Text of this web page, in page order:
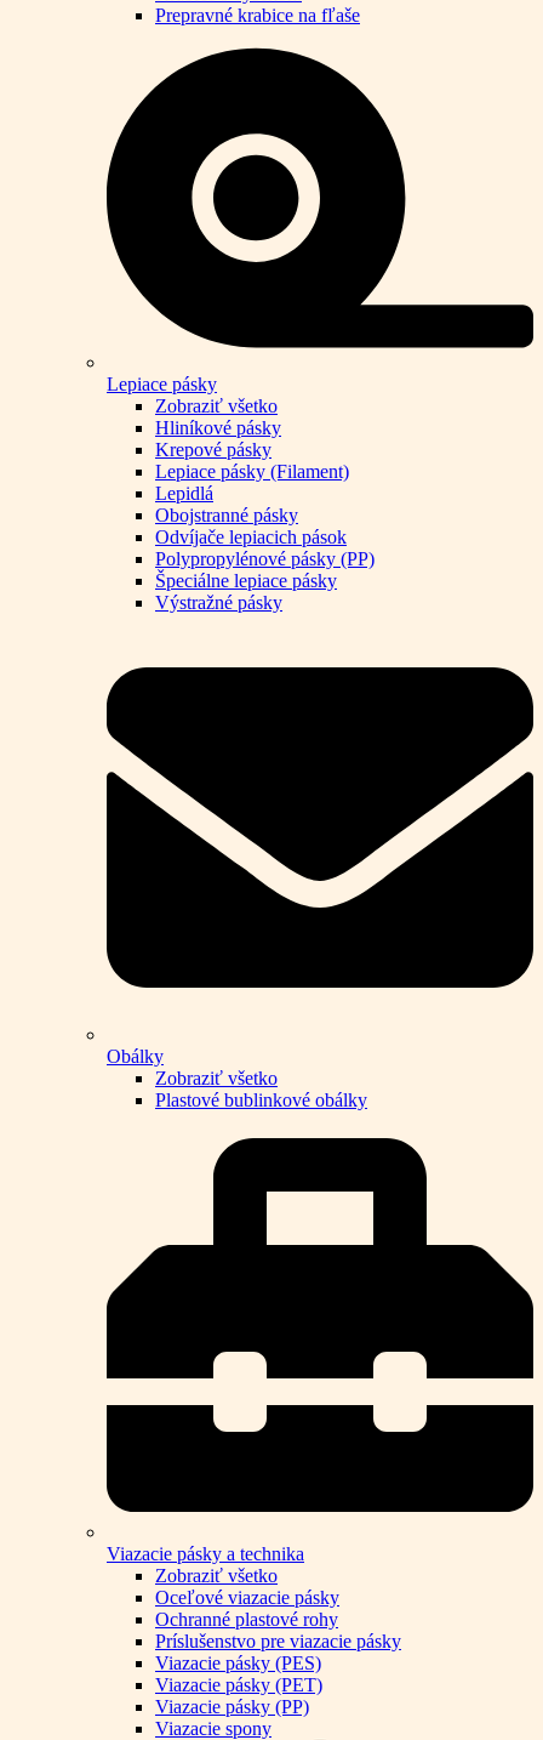
Prepravné krabice na fľaše
Lepiace pásky
Zobraziť všetko
Hliníkové pásky
Krepové pásky
Lepiace pásky (Filament)
Lepidlá
Obojstranné pásky
Odvíjače lepiacich pások
Polypropylénové pásky (PP)
Špeciálne lepiace pásky
Výstražné pásky
Obálky
Zobraziť všetko
Plastové bublinkové obálky
Viazacie pásky a technika
Zobraziť všetko
Oceľové viazacie pásky
Ochranné plastové rohy
Príslušenstvo pre viazacie pásky
Viazacie pásky (PES)
Viazacie pásky (PET)
Viazacie pásky (PP)
Viazacie spony